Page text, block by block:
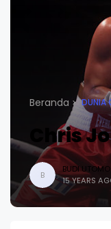
Beranda DUNIA
Chris
B
BUDI UTOMO
15 YEARS